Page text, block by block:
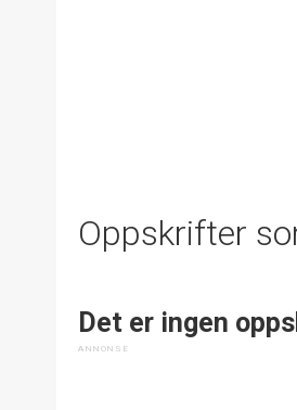
Oppskrifter
Det er ingen